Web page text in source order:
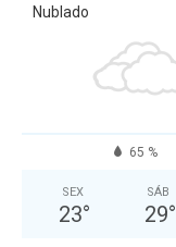
Nublado
65 %
SEX
23°
SÁB
29°